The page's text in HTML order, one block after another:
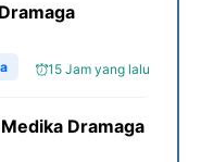
15 Jam yang lalu
Dramaga